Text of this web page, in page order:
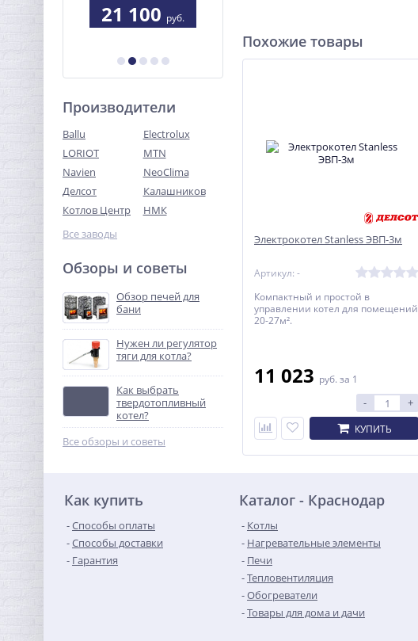
21 100 руб.
Производители
Ballu
Electrolux
LORIOT
MTN
Navien
NeoClima
Делсот
Калашников
Котлов Центр
НМК
Все заводы
Обзоры и советы
Обзор печей для
бани
Нужен ли регулятор
тяги для котла?
Как выбрать
твердотопливный
котел?
Все обзоры и советы
Похожие товары
Электрокотел Stanless ЭВП-3м
Артикул: -
Компактный и простой в
управлении котел для помещений
20-27м².
11 023 руб. за 1
- +
КУПИТЬ
Как купить
Способы оплаты
Способы доставки
Гарантия
Каталог - Краснодар
Котлы
Нагревательные элементы
Печи
Тепловентиляция
Обогреватели
Товары для дома и дачи